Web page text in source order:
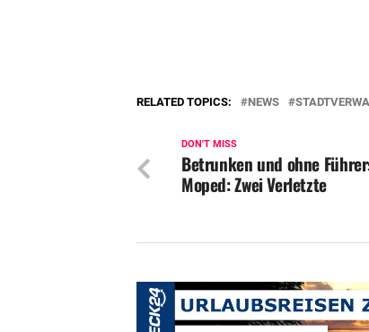
RELATED TOPICS: NEWS
DON'T MISS
Betrunken und ohne
Moped: Zwei Verletzte